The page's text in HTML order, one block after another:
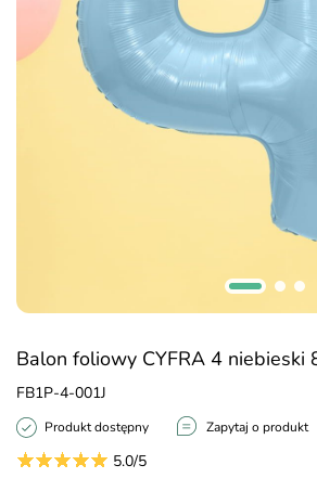
Balon foliowy CYFRA 4 niebieski
FB1P-4-001J
Produkt dostępny Zapytaj o produkt
5.0/5